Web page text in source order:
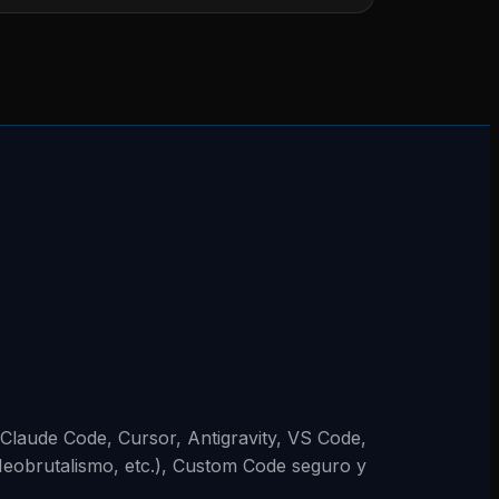
Code, Cursor, Antigravity, VS Code,
etc.), Custom Code seguro y